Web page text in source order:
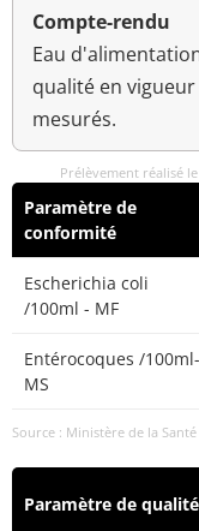
Compte-rendu
Eau
qualité en
mesurés.
Prélèvement réalisé le
Paramètre de
conformité
Escherichia coli
/100ml - MF
Entérocoques /100ml-
MS
Source : Ministère de la Santé
Paramètre de qualité